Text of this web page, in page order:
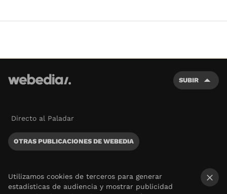
SUBIR
Directo al Paladar
OTRAS PUBLICACIONES DE WEBEDIA
Utilizamos cookies de terceros para generar
estadísticas de audiencia y mostrar publicidad